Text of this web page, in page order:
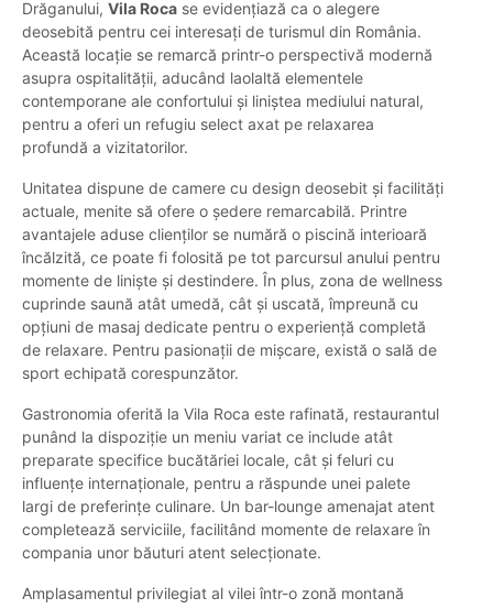
Drăganului, Vila Roca se evidențiază ca o alegere
deosebită pentru cei interesați de turismul din România.
Această locație se remarcă printr-o perspectivă modernă
asupra ospitalității, aducând laolaltă elementele
contemporane ale confortului și liniștea mediului natural,
pentru a oferi un refugiu select axat pe relaxarea
profundă a vizitatorilor.
Unitatea dispune de camere cu design deosebit și facilități
actuale, menite să ofere o ședere remarcabilă. Printre
avantajele aduse clienților se numără o piscină interioară
încălzită, ce poate fi folosită pe tot parcursul anului pentru
momente de liniște și destindere. În plus, zona de wellness
cuprinde saună atât umedă, cât și uscată, împreună cu
opțiuni de masaj dedicate pentru o experiență completă
de relaxare. Pentru pasionații de mișcare, există o sală de
sport echipată corespunzător.
Gastronomia oferită la Vila Roca este rafinată, restaurantul
punând la dispoziție un meniu variat ce include atât
preparate specifice bucătăriei locale, cât și feluri cu
influențe internaționale, pentru a răspunde unei palete
largi de preferințe culinare. Un bar-lounge amenajat atent
completează serviciile, facilitând momente de relaxare în
compania unor băuturi atent selecționate.
Amplasamentul privilegiat al vilei într-o zonă montană